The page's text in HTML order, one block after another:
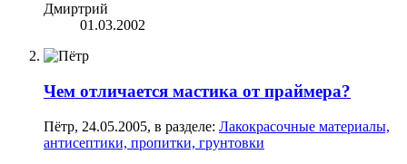
Дмиртрий
01.03.2002
Чем отличается мастика от праймера?
Пётр, 24.05.2005, в разделе: Лакокрасочные материалы,
антисептики, пропитки, грунтовки